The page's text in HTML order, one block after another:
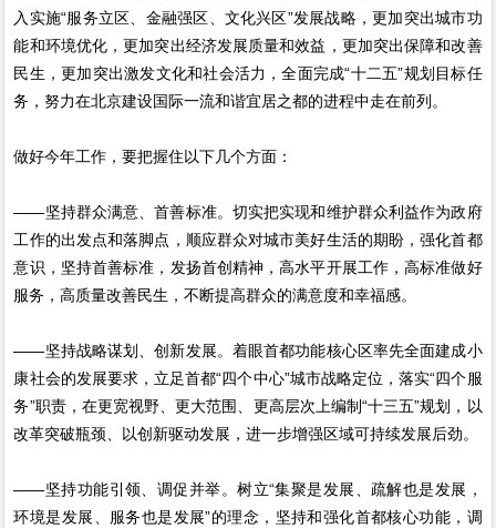
入实施“服务立区、金融强区、文化兴区”发展战略，更加突出城市功
能和环境优化，更加突出经济发展质量和效益，更加突出保障和改善
民生，更加突出激发文化和社会活力，全面完成“十二五”规划目标任
务，努力在北京建设国际一流和谐宜居之都的进程中走在前列。
做好今年工作，要把握住以下几个方面：
——坚持群众满意、首善标准。切实把实现和维护群众利益作为政府
工作的出发点和落脚点，顺应群众对城市美好生活的期盼，强化首都
意识，坚持首善标准，发扬首创精神，高水平开展工作，高标准做好
服务，高质量改善民生，不断提高群众的满意度和幸福感。
——坚持战略谋划、创新发展。着眼首都功能核心区率先全面建成小
康社会的发展要求，立足首都“四个中心”城市战略定位，落实“四个服
务”职责，在更宽视野、更大范围、更高层次上编制“十三五”规划，以
改革突破瓶颈、以创新驱动发展，进一步增强区域可持续发展后劲。
——坚持功能引领、调促并举。树立“集聚是发展、疏解也是发展，
环境是发展、服务也是发展”的理念，坚持和强化首都核心功能，调